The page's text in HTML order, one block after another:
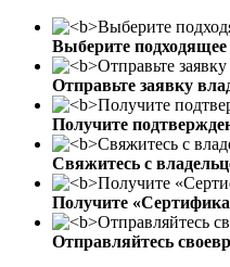
Выберите
Отправьте заявку
Получите
Свяжитесь с
Получите
Отправляйтесь